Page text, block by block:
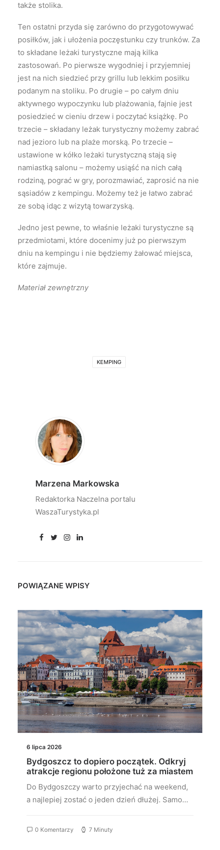
także stolika.
Ten ostatni przyda się zarówno do przygotowywać
posiłków, jak i ułożenia poczęstunku czy trunków. Za
to składane leżaki turystyczne mają kilka
zastosowań. Po pierwsze wygodniej i przyjemniej
jest na nich siedzieć przy grillu lub lekkim posiłku
podanym na stoliku. Po drugie – po całym dniu
aktywnego wypoczynku lub plażowania, fajnie jest
posiedzieć w cieniu drzew i poczytać książkę. Po
trzecie – składany leżak turystyczny możemy zabrać
nad jezioro lub na plaże morską. Po trzecie –
ustawione w kółko leżaki turystyczną stają się
namiastką salonu – możemy usiąść na nich całą
rodziną, pograć w gry, porozmawiać, zaprosić na nie
sąsiadów z kempingu. Możemy też je łatwo zabrać
ze sobą idąc z wizytą towarzyską.
Jedno jest pewne, to właśnie leżaki turystyczne są
przedmiotami, które docenimy już po pierwszym
dniu na kempingu i nie będziemy żałować miejsca,
które zajmuje.
Materiał zewnętrzny
KEMPING
Marzena Markowska
Redaktorka Naczelna portalu
WaszaTurystyka.pl
POWIĄZANE WPISY
6 lipca 2026
Bydgoszcz to dopiero początek. Odkryj
atrakcje regionu położone tuż za miastem
Do Bydgoszczy warto przyjechać na weekend,
a najlepiej zostać o jeden dzień dłużej. Samo…
0 Komentarzy 7 Minuty